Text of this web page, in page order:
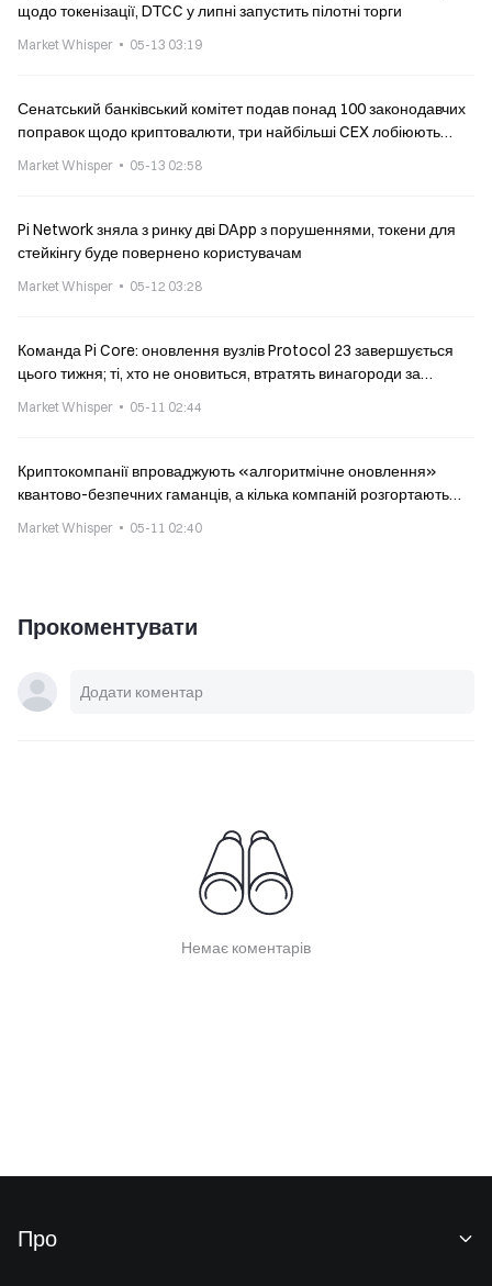
щодо токенізації, DTCC у липні запустить пілотні торги
Market Whisper 05-13 03:19
Сенатський банківський комітет подав понад 100 законодавчих
поправок щодо криптовалюти, три найбільші CEX лобіюють
Market Whisper 05-13 02:58
Pi Network зняла з ринку дві DApp з порушеннями, токени для
стейкінгу буде повернено користувачам
Market Whisper 05-12 03:28
Команда Pi Core: оновлення вузлів Protocol 23 завершується
цього тижня; ті, хто не оновиться, втратять винагороди за
Market Whisper 05-11 02:44
Криптокомпанії впроваджують «алгоритмічне оновлення»
квантово-безпечних гаманців, а кілька компаній розгортають
Market Whisper 05-11 02:40
Прокоментувати
Немає коментарів
Про